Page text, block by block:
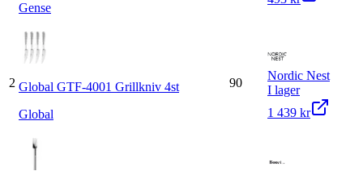
Gense
2 Global GTF-4001 Grillkniv 4st
Global
90
Nordic Nest
I lager
1 439 kr